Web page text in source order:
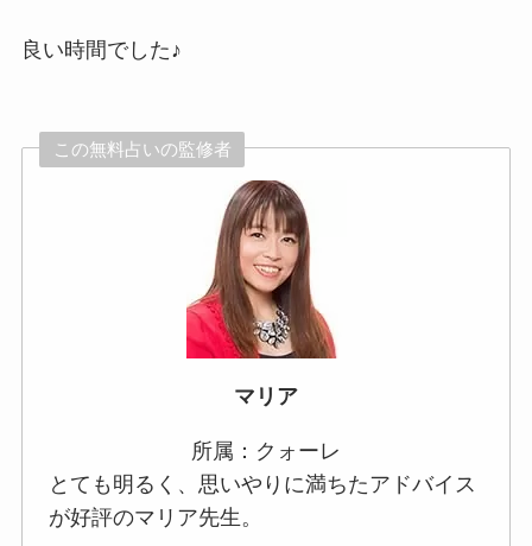
良い時間でした♪
この無料占いの監修者
マリア
所属：クォーレ
とても明るく、思いやりに満ちたアドバイス
が好評のマリア先生。